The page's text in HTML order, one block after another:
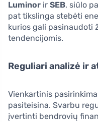
Luminor ir SEB, siūlo
pat tikslinga stebėti
kurios gali pasinaudoti
tendencijomis.
Reguliari analizė ir
Vienkartinis
pasiteisina. Svarbu
įvertinti bendrovių